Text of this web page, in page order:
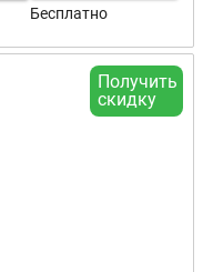
Бесплатно
Получить
скидку